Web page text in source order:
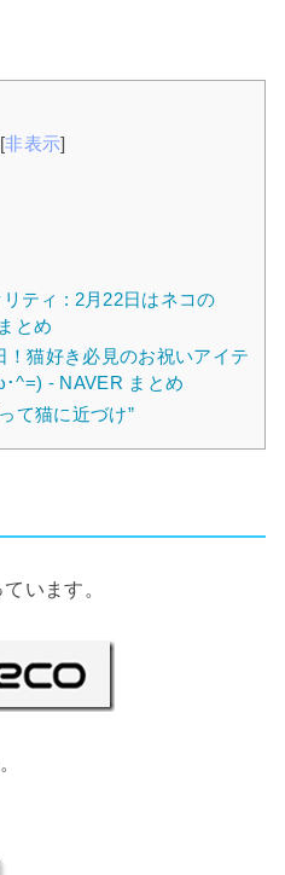
[非表示]
リティ : 2月22日はネコの
とめ
！猫好き必見のお祝いアイテ
^=) - NAVER まとめ
て猫に近づけ”
います。